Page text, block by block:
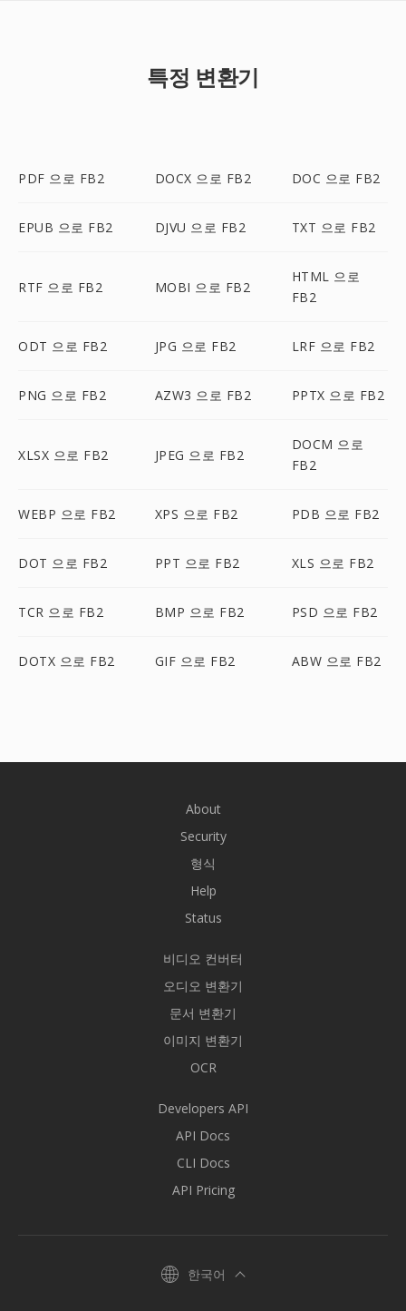
특정 변환기
PDF 으로 FB2 DOCX 으로 FB2 DOC 으로 FB2
EPUB 으로 FB2 DJVU 으로 FB2 TXT 으로 FB2
RTF 으로 FB2 MOBI 으로 FB2
HTML 으로
FB2
ODT 으로 FB2 JPG 으로 FB2 LRF 으로 FB2
PNG 으로 FB2 AZW3 으로 FB2 PPTX 으로 FB2
XLSX 으로 FB2 JPEG 으로 FB2
DOCM 으로
FB2
WEBP 으로 FB2 XPS 으로 FB2 PDB 으로 FB2
DOT 으로 FB2 PPT 으로 FB2 XLS 으로 FB2
TCR 으로 FB2 BMP 으로 FB2 PSD 으로 FB2
DOTX 으로 FB2 GIF 으로 FB2 ABW 으로 FB2
About
Security
형식
Help
Status
비디오 컨버터
오디오 변환기
문서 변환기
이미지 변환기
OCR
Developers API
API Docs
CLI Docs
API Pricing
한국어